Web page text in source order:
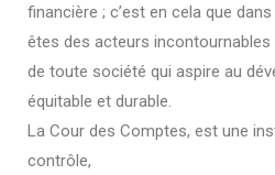
financière ; c’est en cela que
êtes des acteurs
de toute société qui aspire au
équitable et durable.
La Cour des Comptes, est une
contrôle,